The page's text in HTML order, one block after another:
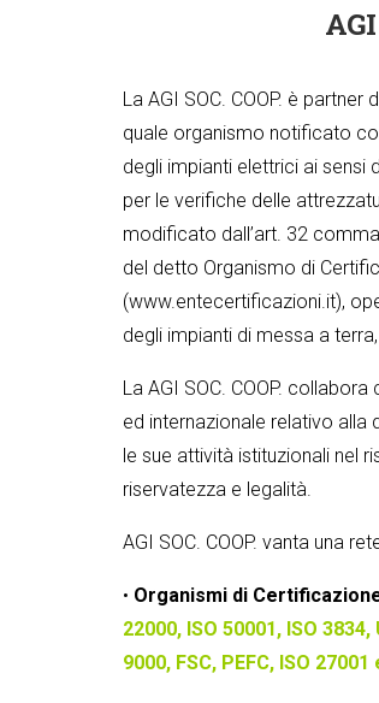
La AGI SOC. COOP. è partner
quale organismo notificato
degli impianti elettrici ai sensi
per le verifiche delle
modificato dall’art. 32
del detto Organismo di
(www.entecertificazioni.it),
degli impianti di messa a
La AGI SOC. COOP.
ed internazionale relativo alla
le sue attività istituzionali nel
riservatezza e legalità.
AGI SOC. COOP. vanta una
• Organismi di
22000, ISO 50001, ISO 3834,
9000, FSC, PEFC, ISO